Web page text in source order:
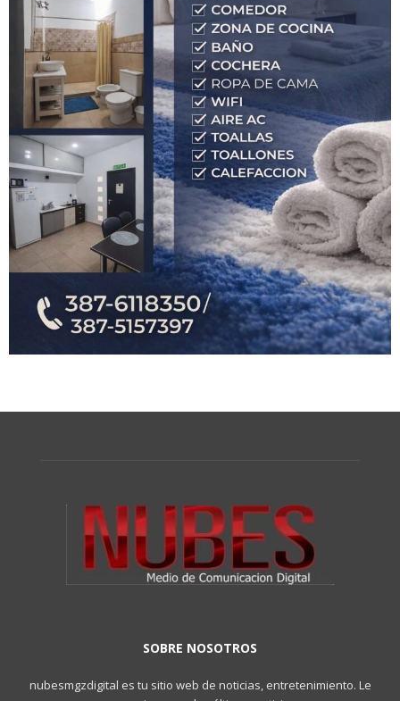
SOBRE NOSOTROS
nubesmgzdigital es tu sitio web de noticias, entretenimiento. Le